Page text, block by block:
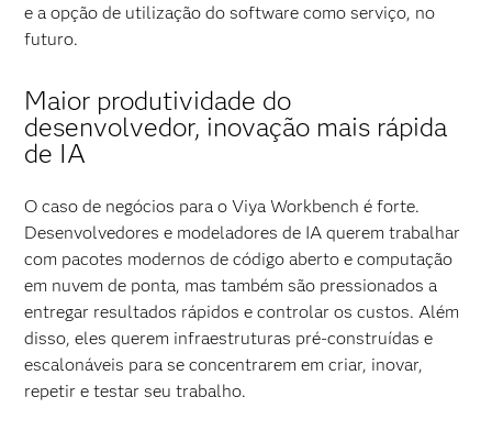
e a opção de utilização do software como serviço, no
futuro.
Maior produtividade do
desenvolvedor, inovação mais rápida
de IA
O caso de negócios para o Viya Workbench é forte.
Desenvolvedores e modeladores de IA querem trabalhar
com pacotes modernos de código aberto e computação
em nuvem de ponta, mas também são pressionados a
entregar resultados rápidos e controlar os custos. Além
disso, eles querem infraestruturas pré-construídas e
escalonáveis para se concentrarem em criar, inovar,
repetir e testar seu trabalho.